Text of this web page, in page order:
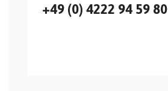
+49 (0) 4222 94 59 80